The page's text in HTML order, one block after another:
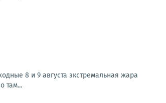
8 и 9 августа экстремальная жара
там...